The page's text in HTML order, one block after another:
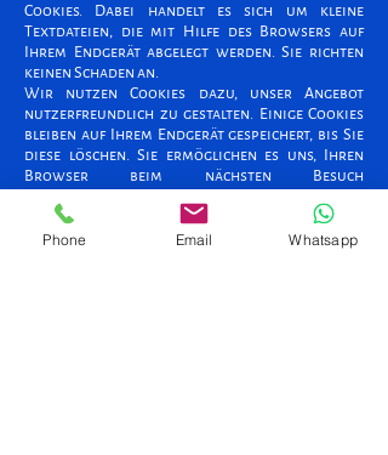
Cookies. Dabei handelt es sich um kleine
Textdateien, die mit Hilfe des Browsers auf
Ihrem Endgerät abgelegt werden. Sie richten
keinen Schaden an.
Wir nutzen Cookies dazu, unser Angebot
nutzerfreundlich zu gestalten. Einige Cookies
bleiben auf Ihrem Endgerät gespeichert, bis Sie
diese löschen. Sie ermöglichen es uns, Ihren
Browser beim nächsten Besuch
Wenn Sie dies nicht wünschen, so können Sie
Ihren Browser so einrichten, dass er Sie über
Phone Email Whatsapp